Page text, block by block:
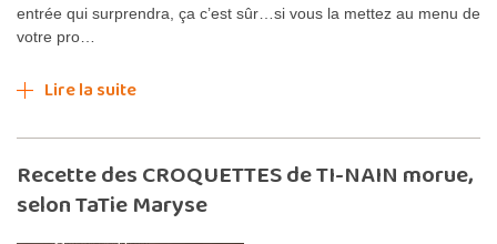
entrée qui surprendra, ça c’est sûr…si vous la mettez au menu de
votre pro…
Lire la suite
Recette des CROQUETTES de TI-NAIN morue,
selon TaTie Maryse